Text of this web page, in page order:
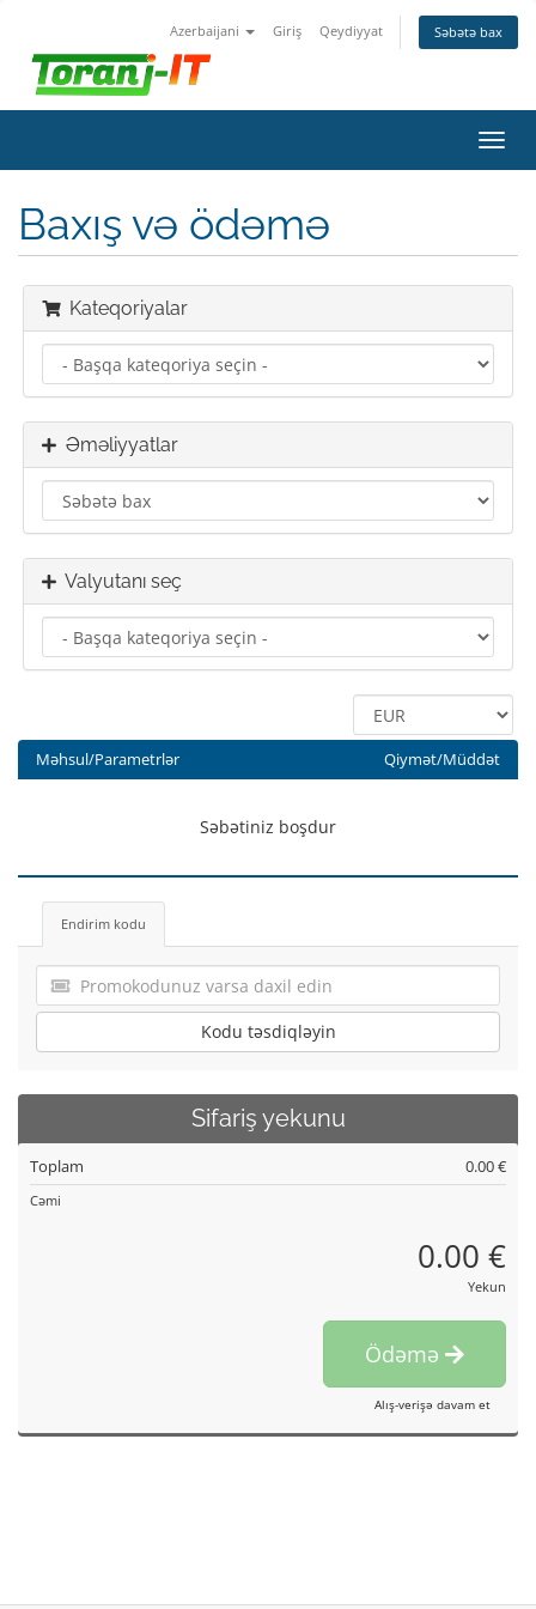
Azerbaijani Giriş Qeydiyyat Səbətə bax
keçid
Baxış və ödəmə
Kateqoriyalar
Əməliyyatlar
Valyutanı seç
Məhsul/Parametrlər Qiymət/Müddət
Səbətiniz boşdur
Endirim kodu
Kodu təsdiqləyin
Sifariş yekunu
Toplam 0.00 €
Cəmi
0.00 €
Yekun
Ödəmə
Alış-verişə davam et